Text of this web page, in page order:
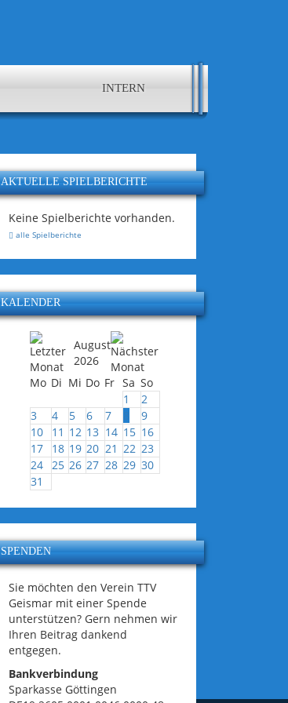
INTERN
AKTUELLE SPIELBERICHTE
Keine Spielberichte vorhanden.
alle Spielberichte
KALENDER
August
2026
Mo Di Mi Do Fr Sa So
1
2
3
4 5 6 7
9
10
11 12 13 14 15 16
17
18 19 20 21 22 23
24 25 26 27 28 29 30
31
SPENDEN
Sie möchten den Verein TTV
Geismar mit einer Spende
unterstützen? Gern nehmen wir
Ihren Beitrag dankend
entgegen.
Bankverbindung
Sparkasse Göttingen